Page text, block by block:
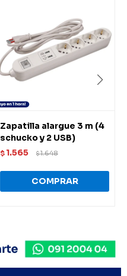
Zapatilla alargue 3 m (4
schucko y 2 USB)
$ 1.565 $1.648